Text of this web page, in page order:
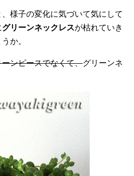
様子の変化に気づいて気にして
グリーンネックレスが枯れていき
か。
ーンピースでなくて、グリーンネ